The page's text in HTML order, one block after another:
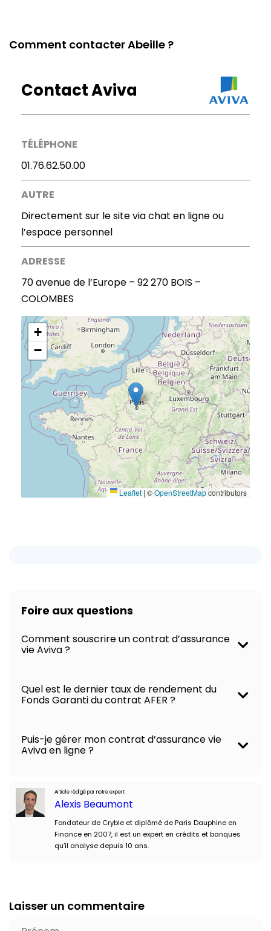
Comment contacter Abeille ?
Contact Aviva
TÉLÉPHONE
01.76.62.50.00
AUTRE
Directement sur le site via chat en ligne ou
l’espace personnel
ADRESSE
70 avenue de l’Europe – 92 270 BOIS –
COLOMBES
+
−
Leaflet | ©OpenStreetMapcontributors
Foire aux questions
Comment souscrire un contrat d’assurance
vie Aviva ?
Quel est le dernier taux de rendement du
Fonds Garanti du contrat AFER ?
Puis-je gérer mon contrat d’assurance vie
Aviva en ligne ?
Article rédigé par notre expert
Alexis Beaumont
Fondateur de Cryble et diplômé de Paris Dauphine en
Finance en 2007, il est un expert en crédits et banques
qu’il analyse depuis 10 ans.
Laisser un commentaire